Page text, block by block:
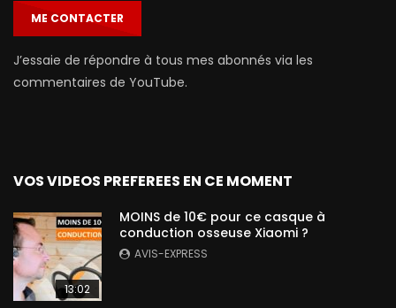
ME CONTACTER
J’essaie de répondre à tous mes abonnés via les
commentaires de YouTube.
VOS VIDEOS PREFEREES EN CE MOMENT
13:02
MOINS de 10€ pour ce casque à
conduction osseuse Xiaomi ?
AVIS-EXPRESS